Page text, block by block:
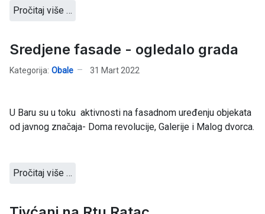
Pročitaj više …
Sredjene fasade - ogledalo grada
Kategorija: Obale 31 Mart 2022
U Baru su u toku aktivnosti na fasadnom uređenju objekata
od javnog značaja- Doma revolucije, Galerije i Malog dvorca.
Pročitaj više …